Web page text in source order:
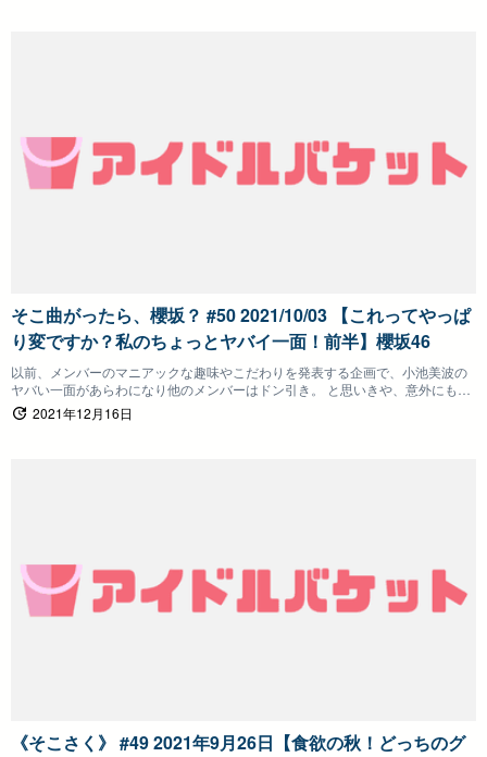
そこ曲がったら、櫻坂？ #50 2021/10/03 【これってやっぱ
り変ですか？私のちょっとヤバイ一面！前半】櫻坂46
以前、メンバーのマニアックな趣味やこだわりを発表する企画で、小池美波の
ヤバい一面があらわになり他のメンバーはドン引き。 と思いきや、意外にも共
感するメンバーが続出。 そこで、今回はメンバーの他人には言えないちょっと
ヤバい行動や衝動を発表！
2021年12月16日
《そこさく》 #49 2021年9月26日【食欲の秋！どっちのグ